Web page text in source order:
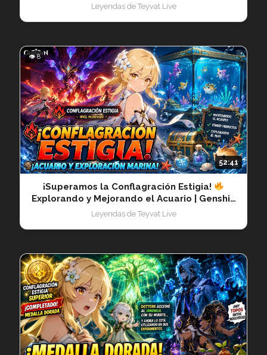
Pie | GIViVo 20260709
Leyendas de Teyvat Live
52:41
👁 8
¡Superamos la Conflagración Estigia!
Explorando y Mejorando el Acuario | Genshin
Impact 20260708
Leyendas de Teyvat Live